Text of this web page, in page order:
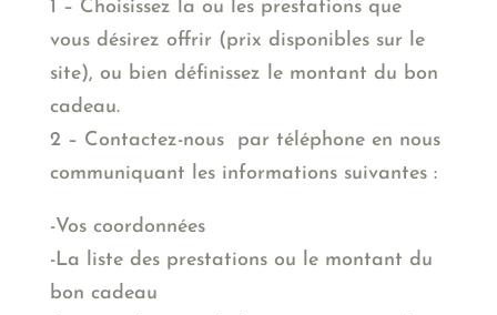
1 – Choisissez la ou les prestations que
vous désirez offrir (prix disponibles sur le
site), ou bien définissez le montant du bon
cadeau.
2 – Contactez-nous par téléphone en nous
communiquant les informations suivantes :
-Vos coordonnées
-La liste des prestations ou le montant du
bon cadeau